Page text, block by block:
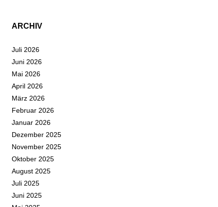
ARCHIV
Juli 2026
Juni 2026
Mai 2026
April 2026
März 2026
Februar 2026
Januar 2026
Dezember 2025
November 2025
Oktober 2025
August 2025
Juli 2025
Juni 2025